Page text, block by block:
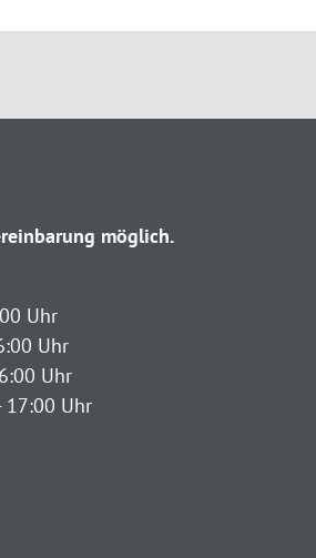
möglich.
Uhr
Uhr
Uhr
17:00 Uhr